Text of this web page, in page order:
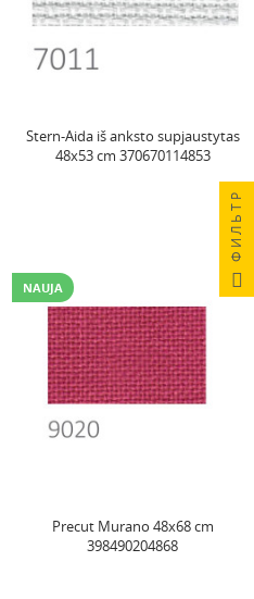
Stern-Aida iš anksto supjaustytas
48x53 cm 370670114853
NAUJA
Precut Murano 48x68 cm
398490204868
ФИЛЬТР